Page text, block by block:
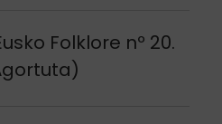
Folklore nº 20.